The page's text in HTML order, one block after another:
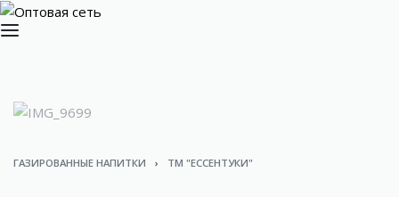
ГАЗИРОВАННЫЕ НАПИТКИ › ТМ "ЕССЕНТУКИ"